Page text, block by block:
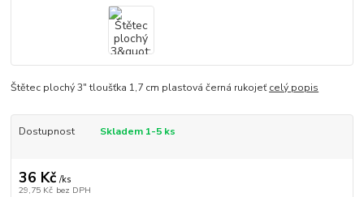
Štětec plochý 3" tloušťka 1,7 cm plastová černá rukojeťcelý popis
Dostupnost Skladem 1-5 ks
36 Kč /ks
29,75 Kč bez DPH